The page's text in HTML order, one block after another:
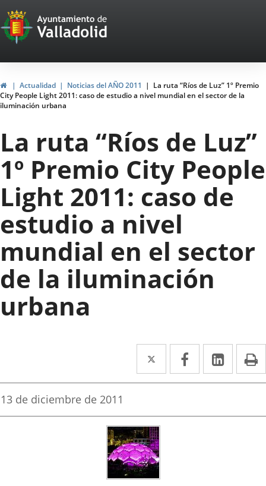
Portal
Web
del
Ayuntamiento
de
Valladolid
HomeActualidad Noticias del AÑO 2011
La ruta “Ríos de Luz” 1º Premio
City People Light 2011: caso de estudio a nivel mundial en el sector de la
iluminación urbana
La ruta “Ríos de Luz”
1º Premio City People
Light 2011: caso de
estudio a nivel
mundial en el sector
de la iluminación
urbana
Twitter
Enlace
a
aplicación
externa.
Facebook
Enlace
a
aplicación
Enlace
a
Fecha
la
13 de diciembre de 2011